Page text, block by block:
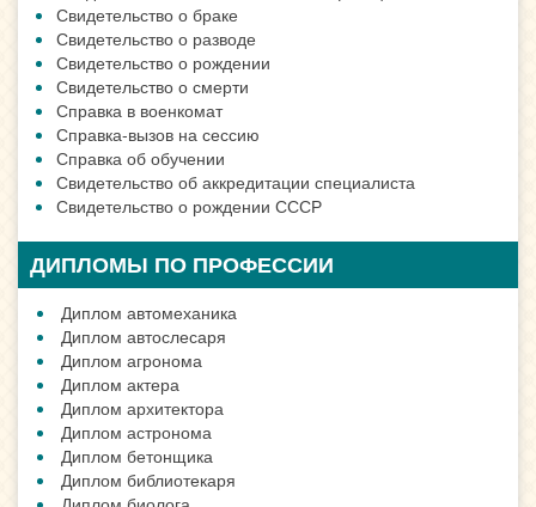
Свидетельство о браке
Свидетельство о разводе
Свидетельство о рождении
Свидетельство о смерти
Справка в военкомат
Справка-вызов на сессию
Справка об обучении
Свидетельство об аккредитации специалиста
Свидетельство о рождении СССР
ДИПЛОМЫ ПО ПРОФЕССИИ
Диплом автомеханика
Диплом автослесаря
Диплом агронома
Диплом актера
Диплом архитектора
Диплом астронома
Диплом бетонщика
Диплом библиотекаря